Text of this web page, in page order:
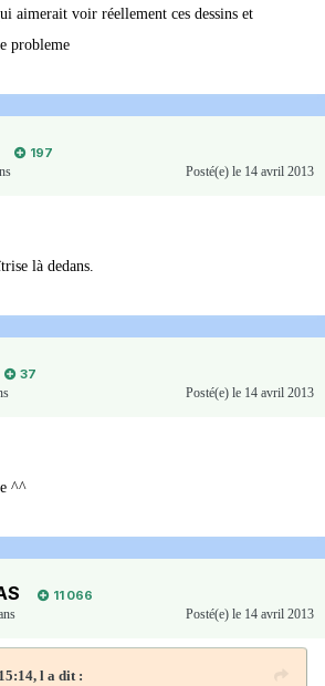
aimerait voir réellement ces dessins et
probleme
197
Posté(e) le 14 avril 2013
là dedans.
37
Posté(e) le 14 avril 2013
^^
11 066
Posté(e) le 14 avril 2013
l a dit :